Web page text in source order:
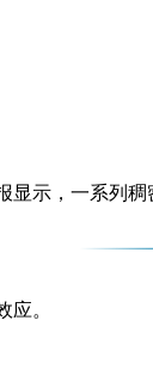
，一系列
。